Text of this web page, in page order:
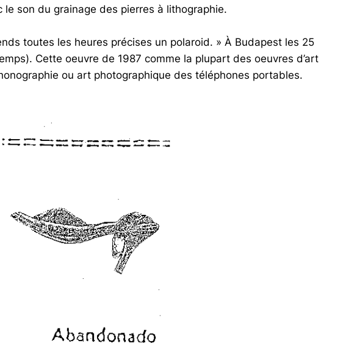
son du grainage des pierres à lithographie.
toutes les heures précises un polaroid. » À Budapest les 25
Cette oeuvre de 1987 comme la plupart des oeuvres d’art
ou art photographique des téléphones portables.